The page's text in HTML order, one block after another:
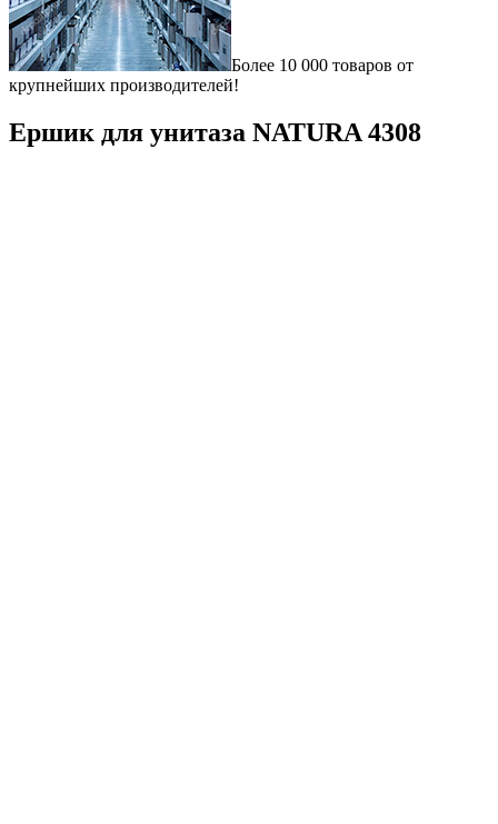
Более 10 000 товаров от
крупнейших производителей!
Ершик для унитаза NATURA 4308